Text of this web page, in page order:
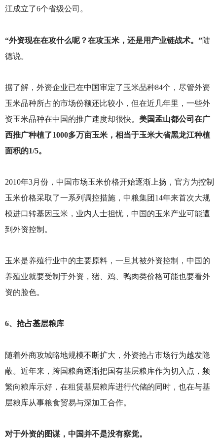
江成立了6个省级公司。
“外资现在在攻什么呢？在攻玉米，还是用产业链战术。”陆
德说。
据了解，外资企业已在中国审定了玉米品种84个，尽管外资
玉米品种所占的市场份额还比较小，但在近几年里，一些外
资玉米品种在中国的推广速度却很快。 美国孟山都公司在广
西推广种植了1000多万亩玉米，相当于玉米大省黑龙江种植
面积的1/5。
2010年3月份，中国市场玉米价格开始逐渐上扬，官方为控制
玉米价格采取了一系列调控措施，中粮集团14年来首次大规
模进口转基因玉米，业内人士担忧，中国的玉米产业可能遭
到外资控制。
玉米是养殖行业中的主要原料，一旦其被外资控制，中国的
养殖业就要受制于外资，猪、鸡、鸭肉类价格可能也要看外
资的脸色。
6、抢占基层粮库
随着外商攻城略地规模不断扩大，外资抢占市场行为越发隐
蔽。近年来，跨国粮商逐渐把国有基层粮库作为切入点，频
繁向粮库示好，在租赁基层粮库进行代储的同时，也在与基
层粮库从事粮食贸易与深加工合作。
对于外资的图谋，中国并不是没有察觉。